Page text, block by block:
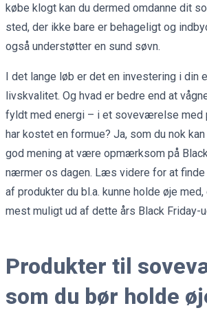
købe klogt kan du dermed omdanne dit
sted, der ikke bare er behageligt og
også understøtter en sund søvn.
I det lange løb er det en investering i din
livskvalitet. Og hvad er bedre end at
fyldt med energi – i et soveværelse med
har kostet en formue? Ja, som du nok
god mening at være opmærksom på
nærmer os dagen. Læs videre for at finde
af produkter du bl.a. kunne holde øje
mest muligt ud af dette års Black Friday-
Produkter til
som du bør holde